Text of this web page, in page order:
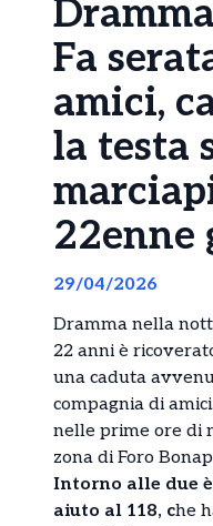
Fa
amici,
la testa
22enne
29/04/2026
Dramma nella
22 anni è
una caduta
compagnia di
nelle prime ore di
zona di Foro
Intorno alle due
aiuto al 118, che